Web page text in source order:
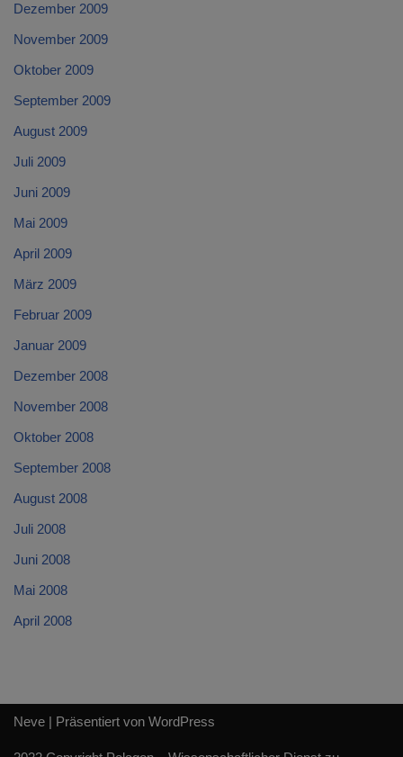
Dezember 2009
November 2009
Oktober 2009
September 2009
August 2009
Juli 2009
Juni 2009
Mai 2009
April 2009
März 2009
Februar 2009
Januar 2009
Dezember 2008
November 2008
Oktober 2008
September 2008
August 2008
Juli 2008
Juni 2008
Mai 2008
April 2008
Neve | Präsentiert von WordPress